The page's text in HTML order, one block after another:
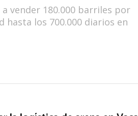
vender 180.000 barriles por
hasta los 700.000 diarios en